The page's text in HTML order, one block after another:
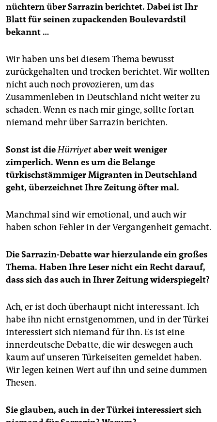
nüchtern über Sarrazin berichtet. Dabei ist Ihr
Blatt für seinen zupackenden Boulevardstil
bekannt …
Wir haben uns bei diesem Thema bewusst
zurückgehalten und trocken berichtet. Wir wollten
nicht auch noch provozieren, um das
Zusammenleben in Deutschland nicht weiter zu
schaden. Wenn es nach mir ginge, sollte fortan
niemand mehr über Sarrazin berichten.
Sonst ist dieHürriyetaber weit weniger
zimperlich. Wenn es um die Belange
türkischstämmiger Migranten in Deutschland
geht, überzeichnet Ihre Zeitung öfter mal.
Manchmal sind wir emotional, und auch wir
haben schon Fehler in der Vergangenheit gemacht.
Die Sarrazin-Debatte war hierzulande ein großes
Thema. Haben Ihre Leser nicht ein Recht darauf,
dass sich das auch in Ihrer Zeitung widerspiegelt?
Ach, er ist doch überhaupt nicht interessant. Ich
habe ihn nicht ernstgenommen, und in der Türkei
interessiert sich niemand für ihn. Es ist eine
innerdeutsche Debatte, die wir deswegen auch
kaum auf unseren Türkeiseiten gemeldet haben.
Wir legen keinen Wert auf ihn und seine dummen
Thesen.
Sie glauben, auch in der Türkei interessiert sich